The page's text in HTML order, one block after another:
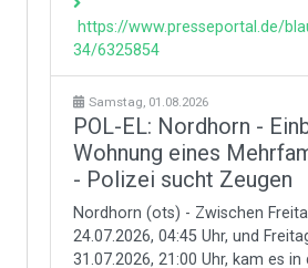
https://www.presseportal.de/
34/6325854
Samstag, 01.08.2026
POL-EL: Nordhorn -
Wohnung eines
- Polizei sucht Zeugen
Nordhorn (ots) - Zwischen
24.07.2026, 04:45 Uhr, und
31.07.2026, 21:00 Uhr, kam es